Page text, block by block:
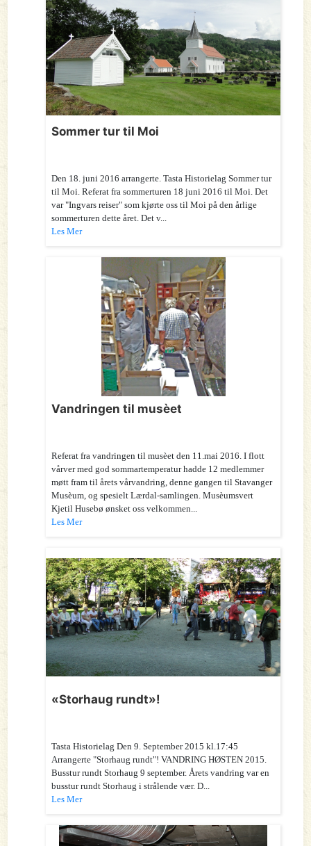
Sommer tur til Moi
Den 18. juni 2016 arrangerte. Tasta Historielag Sommer tur
til Moi. Referat fra sommerturen 18 juni 2016 til Moi. Det
var "Ingvars reiser" som kjørte oss til Moi på den årlige
sommerturen dette året. Det v...
Les Mer
Vandringen til musèet
Referat fra vandringen til musèet den 11.mai 2016. I flott
vårver med god sommartemperatur hadde 12 medlemmer
møtt fram til årets vårvandring, denne gangen til Stavanger
Musèum, og spesielt Lærdal-samlingen. Musèumsvert
Kjetil Husebø ønsket oss velkommen...
Les Mer
«Storhaug rundt»!
Tasta Historielag Den 9. September 2015 kl.17:45
Arrangerte "Storhaug rundt"! VANDRING HØSTEN 2015.
Busstur rundt Storhaug 9 september. Årets vandring var en
busstur rundt Storhaug i strålende vær. D...
Les Mer